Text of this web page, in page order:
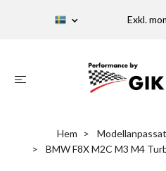
Exkl.
Hem Modellanpassat
BMW F8X M2C M3 M4